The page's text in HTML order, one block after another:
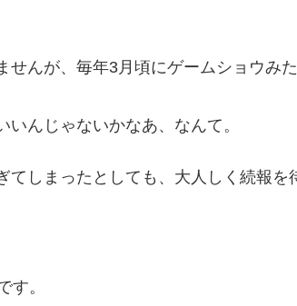
んが、毎年3月頃にゲームショウみた
んじゃないかなあ、なんて。
てしまったとしても、大人しく続報を
す。